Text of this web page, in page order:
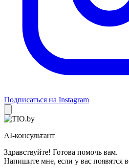
Подписаться на Instagram
AI-консультант
Здравствуйте! Готова помочь вам.
Напишите мне, если у вас появятся